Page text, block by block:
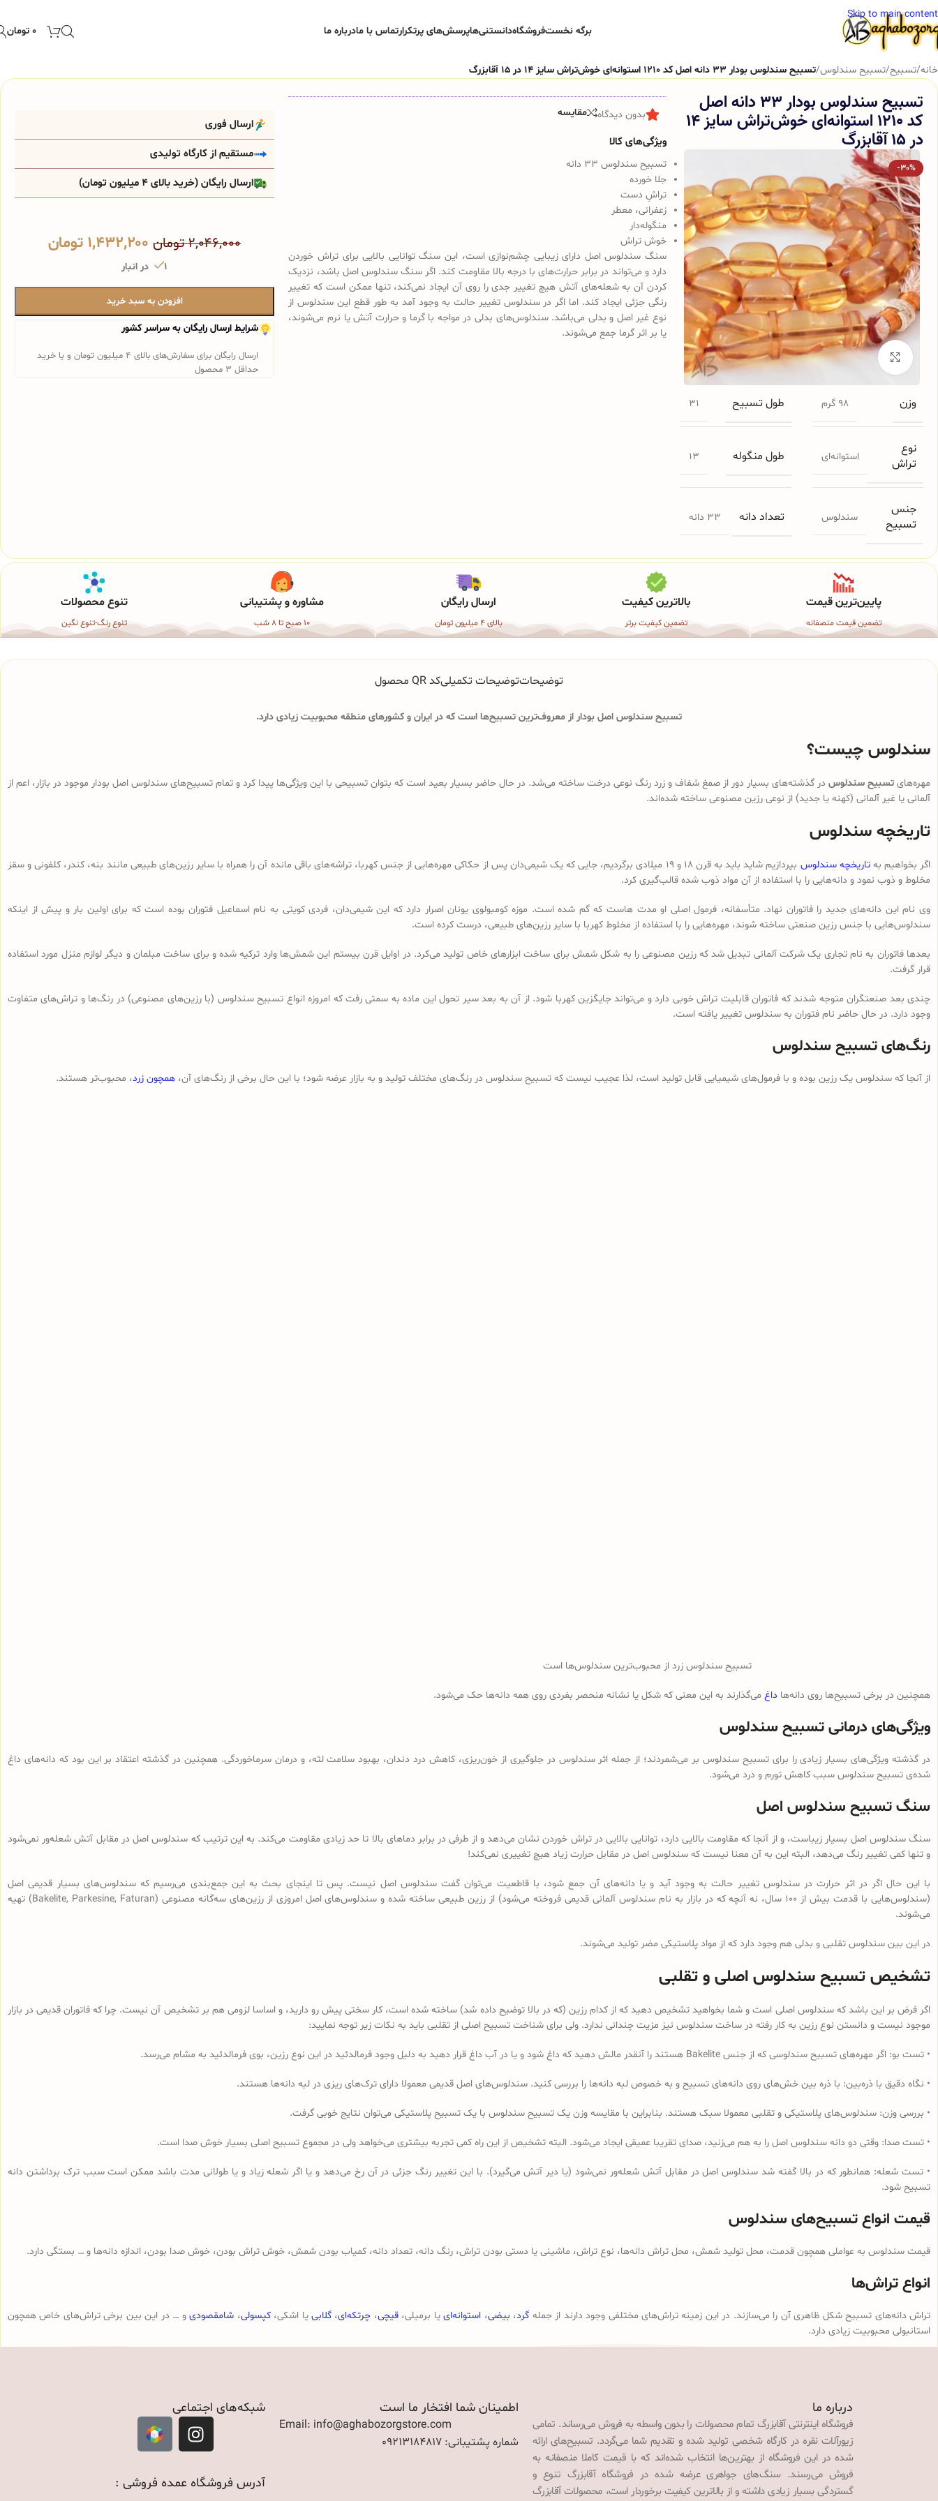
Skip to main content
برگه نخستفروشگاهدانستنی‌هاپرسش‌های پرتکرارتماس با مادرباره ما ۰ تومان
خانه/تسبیح/تسبیح سندلوس/تسبیح سندلوس بودار 33 دانه اصل کد 1210 استوانه‌ای خوش‌تراش سایز 14 در 15 آقابزرگ
تسبیح سندلوس بودار 33 دانه اصل
کد 1210 استوانه‌ای خوش‌تراش سایز 14
در 15 آقابزرگ
-30%
برای بزرگنمایی کلیک کنید
وزن 98 گرم طول تسبیح 31
نوع
تراش
استوانه‌ای طول منگوله 13
جنس
تسبیح
سندلوس تعداد دانه 33 دانه
بدون دیدگاه مقایسه
ویژگی‌های کالا
تسبیح سندلوس 33 دانه
جلا خورده
تراشِ دست
زعفرانی، معطر
منگوله‌دار
خوش تراش
سنگ سندلوس اصل دارای زیبایی چشم‌نوازی است، این سنگ توانایی بالایی برای تراش خوردن
دارد و می‌تواند در برابر حرارت‌های با درجه بالا مقاومت کند. اگر سنگ سندلوس اصل باشد، نزدیک
کردن آن به شعله‌های آتش هیچ تغییر جدی را روی آن ایجاد نمی‌کند، تنها ممکن است که تغییر
رنگی جزئی ایجاد کند. اما اگر در سندلوس تغییر حالت به وجود آمد به طور قطع این سندلوس از
نوع غیر اصل و بدلی می‌باشد. سندلوس‌های بدلی در مواجه با گرما و حرارت آتش یا نرم می‌شوند،
یا بر اثر گرما جمع می‌شوند.
ارسال فوری
مستقیم از کارگاه تولیدی
ارسال رایگان (خرید بالای 4 میلیون تومان)
۲,۰۴۶,۰۰۰تومان ۱,۴۳۲,۲۰۰ تومان
1 در انبار
افزودن به سبد خرید
شرایط ارسال رایگان به سراسر کشور
ارسال رایگان برای سفارش‌های بالای 4 میلیون تومان و یا خرید
حداقل 3 محصول
پایین‌ترین قیمت
تضمین قیمت منصفانه
بالاترین کیفیت
تضمین کیفیت برتر
ارسال رایگان
بالای 4 میلیون تومان
مشاوره و پشتیبانی
10 صبح تا 8 شب
تنوع محصولات
تنوع رنگ-تنوع نگین
توضیحاتتوضیحات تکمیلیکد QR محصول
تسبیح سندلوس اصل بودار از معروف‌ترین تسبیح‌ها است که در ایران و کشورهای منطقه محبوبیت زیادی دارد.
سندلوس چیست؟
مهره‌های تسبیح سندلوس در گذشته‌های بسیار دور از صمغ شفاف و زرد رنگ نوعی درخت ساخته می‌شد. در حال حاضر بسیار بعید است که بتوان تسبیحی با این ویژگی‌ها پیدا کرد و تمام تسبیح‌های سندلوس‌ اصل بودار موجود در بازار، اعم از
آلمانی یا غیر آلمانی (کهنه یا جدید) از نوعی رزین مصنوعی ساخته شده‌اند.
تاریخچه سندلوس
اگر بخواهیم بهتاریخچه سندلوس
بپردازیم شاید باید به قرن 18 و 19 میلادی برگردیم، جایی که یک شیمی‌دان پس از حکاکی مهره‌هایی از جنس کهربا، تراشه‌های باقی مانده آن را همراه با سایر رزین‌های طبیعی مانند بنه، کندر، کلفونی و سقز
مخلوط و ذوب نمود و دانه‌هایی را با استفاده از آن مواد ذوب شده قالب‌گیری کرد.
وی نام این دانه‌های جدید را فاتوران نهاد. متأسفانه، فرمول اصلی او مدت هاست که گم شده است. موزه کومبولوی یونان اصرار دارد که این شیمی‌دان، فردی کویتی به نام اسماعیل فتوران بوده است که برای اولین بار و پیش از اینکه
سندلوس‌هایی با جنس رزین صنعتی ساخته شوند، مهره‌هایی را با استفاده از مخلوط کهربا با سایر رزین‌های طبیعی، درست کرده است.
بعدها فاتوران به نام تجاری یک شرکت آلمانی تبدیل شد که رزین مصنوعی را به شکل شمش برای ساخت ابزارهای خاص تولید می‌کرد. در اوایل قرن بیستم این شمش‌ها وارد ترکیه شده و برای ساخت مبلمان و دیگر لوازم منزل مورد استفاده
قرار گرفت.
چندی بعد صنعتگران متوجه شدند که فاتوران قابلیت تراش خوبی دارد و می‌تواند جایگزین کهربا شود. از آن به بعد سیر تحول این ماده به سمتی رفت که امروزه انواع تسبیح‌ سندلوس (با رزین‌های مصنوعی) در رنگ‌ها و تراش‌های متفاوت
وجود دارد. در حال حاضر نام فتوران به سندلوس تغییر یافته است.
رنگ‌های تسبیح سندلوس
از آنجا که سندلوس یک رزین بوده و با فرمول‌های شیمیایی قابل تولید است، لذا عجیب نیست که تسبیح سندلوس در رنگ‌های مختلف تولید و به بازار عرضه شود؛ با این حال برخی از رنگ‌های آن، همچون زرد، محبوب‌تر هستند.
تسبیح سندلوس زرد از محبوب‌ترین سندلوس‌ها است
همچنین در برخی تسبیح‌ها روی دانه‌ها داغ می‌گذارند به این معنی که شکل یا نشانه منحصر بفردی روی همه دانه‌ها حک می‌شود.
ویژگی‌های درمانی تسبیح سندلوس
در گذشته ویژگی‌های بسیار زیادی را برای تسبیح سندلوس بر می‌شمردند؛ از جمله اثر سندلوس در جلوگیری از خون‌ریزی، کاهش درد دندان، بهبود سلامت لثه، و درمان سرماخوردگی. همچنین در گذشته اعتقاد بر این بود که دانه‌های داغ
شده‌ی تسبیح سندلوس سبب کاهش تورم و درد می‌شود.
سنگ تسبیح سندلوس اصل
سنگ سندلوس اصل بسیار زیباست، و از آنجا که مقاومت بالایی دارد، توانایی بالایی در تراش خوردن نشان می‌دهد و از طرفی در برابر دماهای بالا تا حد زیادی مقاومت می‌کند. به این ترتیب که سندلوس اصل در مقابل آتش شعله‌ور نمی‌شود
و تنها کمی تغییر رنگ می‌دهد، البته این به آن معنا نیست که سندلوس اصل در مقابل حرارت زیاد هیچ تغییری نمی‌کند!
با این حال اگر در اثر حرارت در سندلوس تغییر حالت به وجود آید و یا دانه‌های آن جمع شود، با قاطعیت می‌توان گفت سندلوس اصل نیست. پس تا اینجای بحث به این جمع‌بندی می‌رسیم که سندلوس‌های بسیار قدیمی اصل
(سندلوس‌هایی با قدمت بیش از 100 سال، نه آنچه که در بازار به نام سندلوس آلمانی قدیمی فروخته می‌شود) از رزین طبیعی ساخته شده و سندلوس‌‌های اصل امروزی از رزین‌های سه‌گانه مصنوعی (Bakelite, Parkesine, Faturan) تهیه
می‌شوند.
در این بین سندلوس تقلبی و بدلی هم وجود دارد که از مواد پلاستیکی مضر تولید می‌شوند.
تشخیص تسبیح سندلوس اصلی و تقلبی
اگر فرض بر این باشد که سندلوس اصلی است و شما بخواهید تشخیص دهید که از کدام رزین (که در بالا توضیح داده شد) ساخته شده است، کار سختی پیش رو دارید، و اساسا لزومی هم بر تشخیص آن نیست. چرا که فاتوران قدیمی در بازار
موجود نیست و دانستن نوع رزین به کار رفته در ساخت سندلوس نیز مزیت چندانی ندارد. ولی برای شناخت تسبیح اصلی از تقلبی باید به نکات زیر توجه نمایید:
• تست بو: اگر مهره‌های تسبیح‌ سندلوسی که از جنس Bakelite هستند را آنقدر مالش دهید که داغ شود و یا در آب داغ قرار دهید به دلیل وجود فرمالدئید در این نوع رزین، بوی فرمالدئید به مشام می‌رسد.
• نگاه دقیق با ذره‌بین: با ذره بین خش‌های روی دانه‌های تسبیح و به خصوص لبه دانه‌ها را بررسی کنید. سندلوس‌های اصل قدیمی معمولا دارای ترک‌های ریزی در لبه دانه‌ها هستند.
• بررسی وزن: سندلوس‌های پلاستیکی و تقلبی معمولا سبک هستند. بنابراین با مقایسه وزن یک تسبیح سندلوس با یک تسبیح پلاستیکی می‌توان نتایج خوبی گرفت.
• تست صدا: وقتی دو دانه سندلوس اصل را به هم می‌زنید، صدای تقریبا عمیقی ایجاد می‌شود. البته تشخیص از این راه کمی تجربه بیشتری می‌خواهد ولی در مجموع تسبیح اصلی بسیار خوش صدا است.
• تست شعله: همانطور که در بالا گفته شد سندلوس اصل در مقابل آتش شعله‌ور نمی‌شود (یا دیر آتش می‌گیرد). با این تغییر رنگ جزئی در آن رخ می‌دهد و یا اگر شعله زیاد و یا طولانی مدت باشد ممکن است سبب ترک برداشتن دانه
تسبیح شود.
قیمت انواع تسبیح‌های سندلوس
قیمت سندلوس به عواملی همچون قدمت، محل تولید شمش، محل تراش دانه‌ها، نوع تراش، ماشینی یا دستی بودن تراش، رنگ دانه، تعداد دانه، کمیاب بودن شمش، خوش تراش بودن، خوش صدا بودن، اندازه دانه‌ها و … بستگی دارد.
انواع تراش‌ها
تراش دانه‌های تسبیح شکل ظاهری آن را می‌سازند. در این زمینه تراش‌های مختلفی وجود دارند از جمله گرد، بیضی، استوانه‌اییا برمیلی،قیچی، چرتکه‌ای، گلابی یا اشکی،کپسولی، شامقصودیو … در این بین برخی تراش‌های خاص همچون
استانبولی محبوبیت زیادی دارد.
درباره ما
فروشگاه اینترنتی آقابزرگ تمام محصولات را بدون واسطه به فروش می‌رساند. تمامی
زیورآلات نقره در کارگاه شخصی تولید شده و تقدیم شما می‌گردد. تسبیح‌های ارائه
شده در این فروشگاه از بهترین‌ها انتخاب شده‌اند که با قیمت کاملا منصفانه به
فروش می‌رسند. سنگ‌های جواهری عرضه شده در فروشگاه آقابزرگ تنوع و
گستردگی بسیار زیادی داشته و از بالاترین کیفیت برخوردار است، محصولات آقابزرگ
اطمینان شما افتخار ما است
Email: info@aghabozorgstore.com
شماره پشتیبانی: 09213184817
شبکه‌های اجتماعی
آدرس فروشگاه عمده فروشی :